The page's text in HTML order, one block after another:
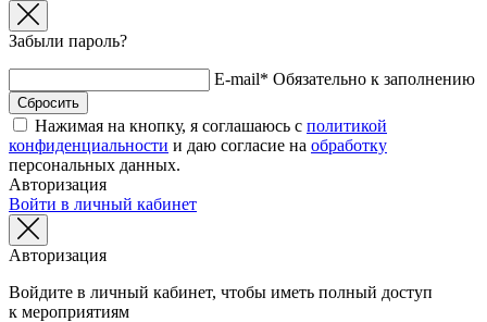
Забыли пароль?
E-mail* Обязательно к заполнению
Нажимая на кнопку, я соглашаюсь с политикой
конфиденциальности и даю согласие на обработку
персональных данных.
Авторизация
Войти в личный кабинет
Авторизация
Войдите в личный кабинет, чтобы иметь полный доступ
к мероприятиям